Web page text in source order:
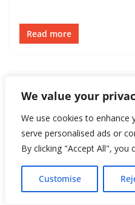
We value your
We use cookies to enhance
serve personalised ads or
By clicking "Accept All",
Customise
Read more